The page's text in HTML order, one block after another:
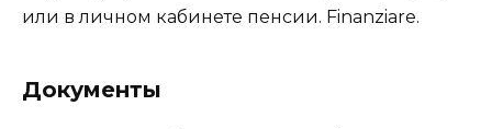
или в личном кабинете пенсии. Finanziare.
Документы